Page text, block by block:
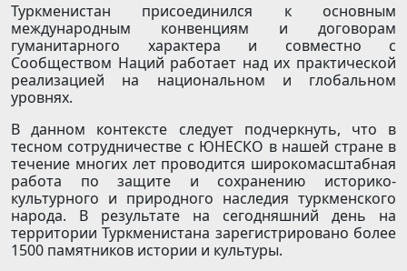
Туркменистан присоединился к основным
международным конвенциям и договорам
гуманитарного характера и сов­местно с
Сообществом Наций работает над их практической
реализацией на национальном и глобальном
уровнях.
В данном контексте следует подчеркнуть, что в
тесном сотрудничестве с ЮНЕСКО в нашей стране в
течение многих лет проводится широкомасштабная
работа по защите и сохранению историко-
культурного и природного наследия туркменского
народа. В результате на сегодняшний день на
территории Туркменистана зарегистрировано более
1500 памятников истории и культуры.